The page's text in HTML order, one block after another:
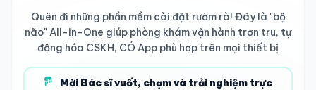
Quên đi những phần mềm cài đặt rườm rà! Đây là "bộ
não" All-in-One giúp phòng khám vận hành trơn tru, tự
động hóa CSKH, CÓ App phù hợp trên mọi thiết bị
Mời Bác sĩ vuốt, chạm và trải nghiệm trực